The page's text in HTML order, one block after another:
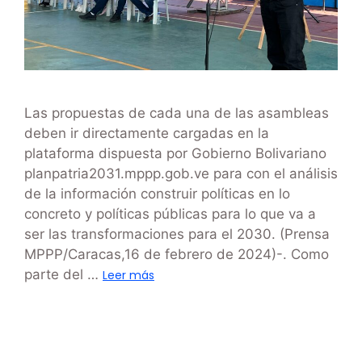
Las propuestas de cada una de las asambleas
deben ir directamente cargadas en la
plataforma dispuesta por Gobierno Bolivariano
planpatria2031.mppp.gob.ve para con el análisis
de la información construir políticas en lo
concreto y políticas públicas para lo que va a
ser las transformaciones para el 2030. (Prensa
MPPP/Caracas,16 de febrero de 2024)-. Como
parte del … Leer más